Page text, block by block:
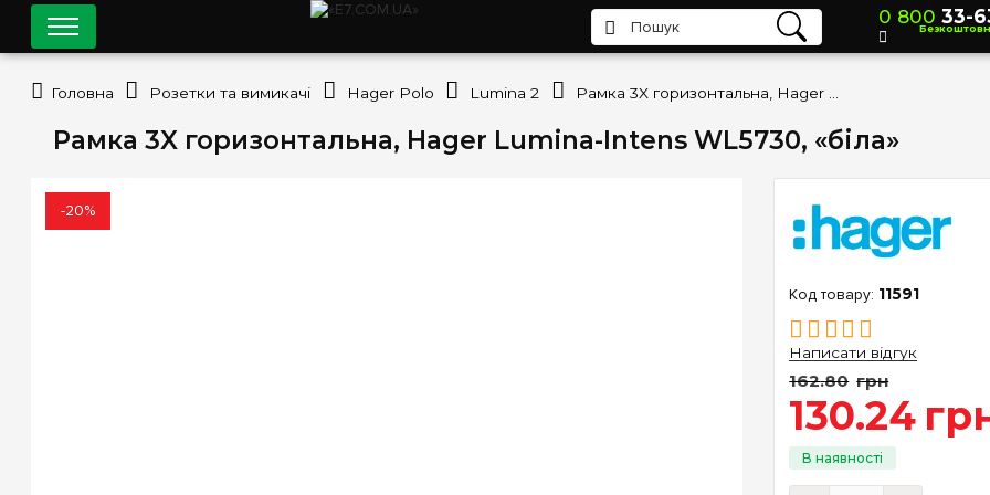
Рамка 3X горизонтальна, Hager Lumina-Intens WL5730, «біла»
-20%
11591
Написати відгук
162.80 грн
130.24
0 800 33-
Головна Розетки та вимикачі Hager Polo Lumina 2